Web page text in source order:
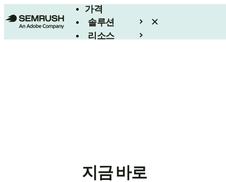
가격
솔루션
리소스
지금 바로